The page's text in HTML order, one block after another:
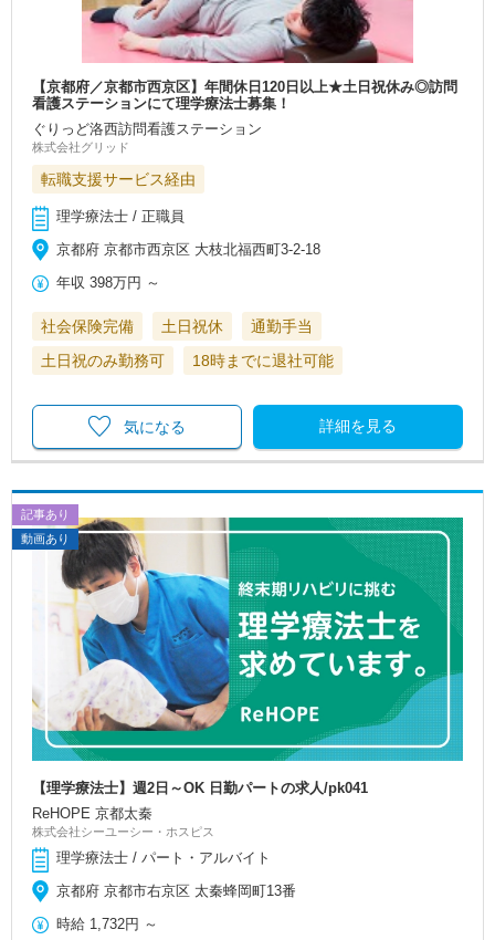
【京都府／京都市西京区】年間休日120日以上★土日祝休み◎訪問
看護ステーションにて理学療法士募集！
ぐりっど洛西訪問看護ステーション
株式会社グリッド
転職支援サービス経由
理学療法士 / 正職員
京都府 京都市西京区 大枝北福西町3-2-18
年収 398万円 ～
社会保険完備 土日祝休
通勤手当
土日祝のみ勤務可
18時までに退社可能
詳細を見る
気になる
記事あり
動画あり
【理学療法士】週2日～OK 日勤パートの求人/pk041
ReHOPE 京都太秦
株式会社シーユーシー・ホスピス
理学療法士 / パート・アルバイト
京都府 京都市右京区 太秦蜂岡町13番
時給 1,732円 ～